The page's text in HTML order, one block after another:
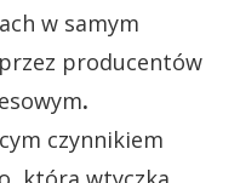
w samym
producentów
.
czynnikiem